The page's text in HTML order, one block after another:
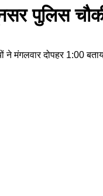
पुलिस
मंगलवार दोपहर 1:00